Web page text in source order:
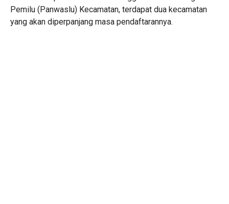
Pemilu (Panwaslu) Kecamatan, terdapat dua kecamatan
yang akan diperpanjang masa pendaftarannya.